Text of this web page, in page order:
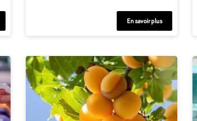
En savoir plus